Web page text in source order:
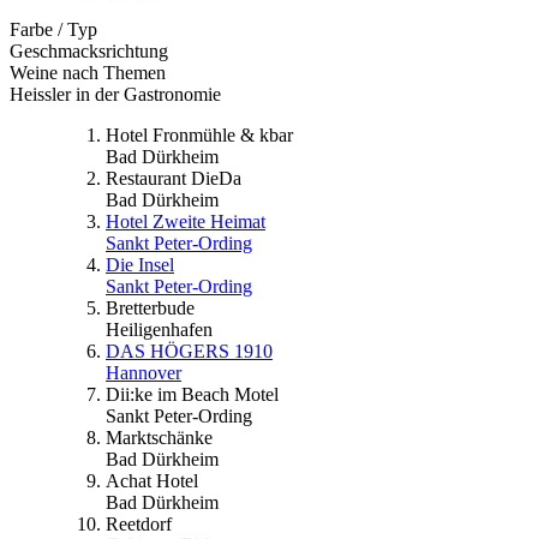
Farbe / Typ
Geschmacksrichtung
Weine nach Themen
Heissler in der Gastronomie
Hotel Fronmühle & kbar
Bad Dürkheim
Restaurant DieDa
Bad Dürkheim
Hotel Zweite Heimat
Sankt Peter-Ording
Die Insel
Sankt Peter-Ording
Bretterbude
Heiligenhafen
DAS HÖGERS 1910
Hannover
Dii:ke im Beach Motel
Sankt Peter-Ording
Marktschänke
Bad Dürkheim
Achat Hotel
Bad Dürkheim
Reetdorf